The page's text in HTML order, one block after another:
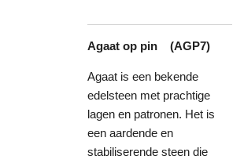
Agaat op pin (AGP7)
Agaat is een bekende
edelsteen met prachtige
lagen en patronen. Het is
een aardende en
stabiliserende steen die